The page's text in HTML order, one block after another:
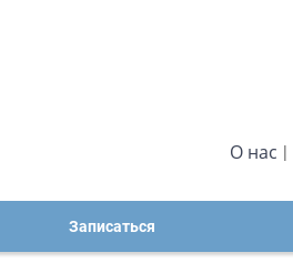
О нас
Записаться